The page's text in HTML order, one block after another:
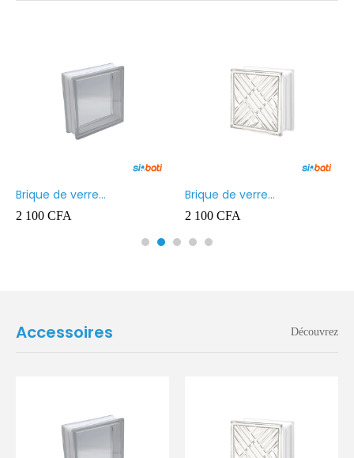
Brique de verre
190X190X80MM Transparent
2 100 CFA
Brique de verre
190X190X80MM CROSS
2 100 CFA
Accessoires Découvrez